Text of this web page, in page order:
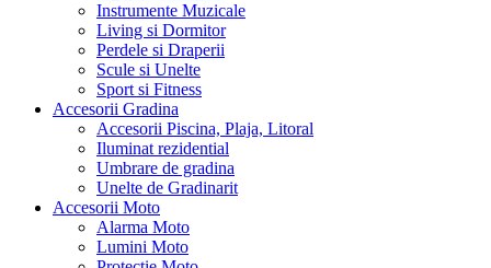
Instrumente Muzicale
Living si Dormitor
Perdele si Draperii
Scule si Unelte
Sport si Fitness
Accesorii Gradina
Accesorii Piscina, Plaja, Litoral
Iluminat rezidential
Umbrare de gradina
Unelte de Gradinarit
Accesorii Moto
Alarma Moto
Lumini Moto